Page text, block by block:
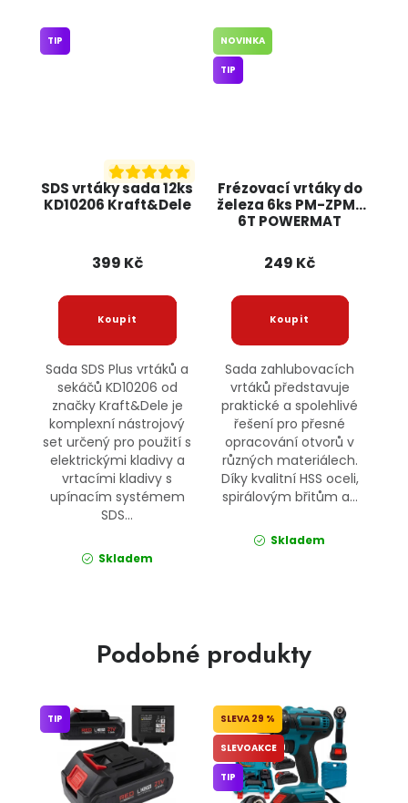
SDS vrtáky sada 12ks
KD10206 Kraft&Dele
TIP
399 Kč
Sada SDS Plus vrtáků a
sekáčů KD10206 od
značky Kraft&Dele je
komplexní nástrojový
set určený pro použití s
elektrickými kladivy a
vrtacími kladivy s
upínacím systémem
SDS...
Skladem
Frézovací vrtáky do
železa 6ks PM-ZPM-
6T POWERMAT
NOVINKA
TIP
249 Kč
Sada zahlubovacích
vrtáků představuje
praktické a spolehlivé
řešení pro přesné
opracování otvorů v
různých materiálech.
Díky kvalitní HSS oceli,
spirálovým břitům a...
Skladem
Podobné produkty
TIP 29 %
SLEVOAKCE
TIP